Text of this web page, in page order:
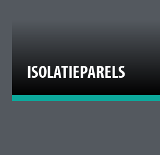
ISOLATIEPARELS